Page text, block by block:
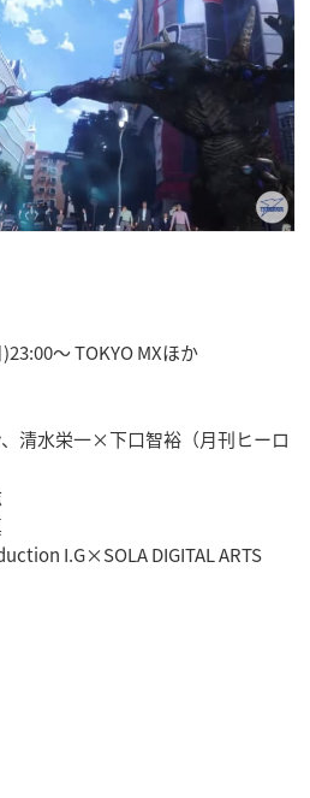
～ TOKYO MXほか
清水栄一×下口智裕（月刊ヒーロ
I.G×SOLA DIGITAL ARTS